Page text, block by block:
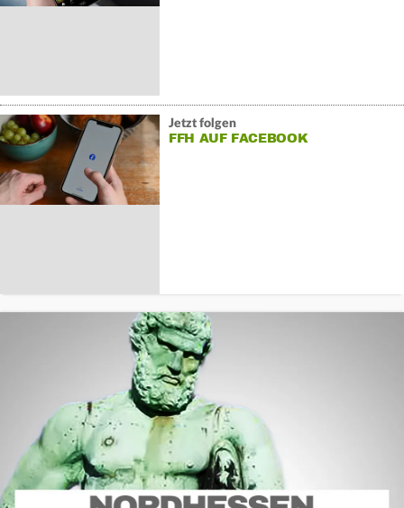
Jetzt folgen
FFH AUF FACEBOOK